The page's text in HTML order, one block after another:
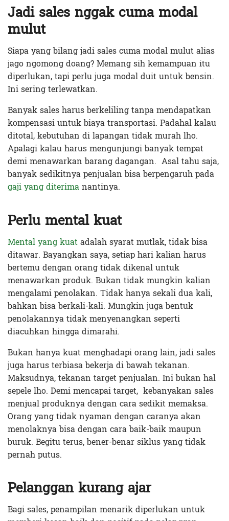
Jadi sales nggak cuma modal
mulut
Siapa yang bilang jadi sales cuma modal mulut alias
jago ngomong doang? Memang sih kemampuan itu
diperlukan, tapi perlu juga modal duit untuk bensin.
Ini sering terlewatkan.
Banyak sales harus berkeliling tanpa mendapatkan
kompensasi untuk biaya transportasi. Padahal kalau
ditotal, kebutuhan di lapangan tidak murah lho.
Apalagi kalau harus mengunjungi banyak tempat
demi menawarkan barang dagangan. Asal tahu saja,
banyak sedikitnya penjualan bisa berpengaruh pada
gaji yang diterimanantinya.
Perlu mental kuat
Mental yang kuatadalah syarat mutlak, tidak bisa
ditawar. Bayangkan saya, setiap hari kalian harus
bertemu dengan orang tidak dikenal untuk
menawarkan produk. Bukan tidak mungkin kalian
mengalami penolakan. Tidak hanya sekali dua kali,
bahkan bisa berkali-kali. Mungkin juga bentuk
penolakannya tidak menyenangkan seperti
diacuhkan hingga dimarahi.
Bukan hanya kuat menghadapi orang lain, jadi sales
juga harus terbiasa bekerja di bawah tekanan.
Maksudnya, tekanan target penjualan. Ini bukan hal
sepele lho. Demi mencapai target, kebanyakan sales
menjual produknya dengan cara sedikit memaksa.
Orang yang tidak nyaman dengan caranya akan
menolaknya bisa dengan cara baik-baik maupun
buruk. Begitu terus, bener-benar siklus yang tidak
pernah putus.
Pelanggan kurang ajar
Bagi sales, penampilan menarik diperlukan untuk